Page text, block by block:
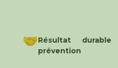
Résultat
prévention